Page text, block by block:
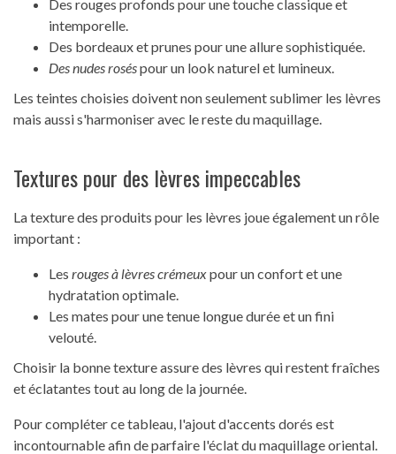
Des rouges profonds pour une touche classique et
intemporelle.
Des bordeaux et prunes pour une allure sophistiquée.
Des nudes roséspour un look naturel et lumineux.
Les teintes choisies doivent non seulement sublimer les lèvres
mais aussi s'harmoniser avec le reste du maquillage.
Textures pour des lèvres impeccables
La texture des produits pour les lèvres joue également un rôle
important :
Les rouges à lèvres crémeuxpour un confort et une
hydratation optimale.
Les mates pour une tenue longue durée et un fini
velouté.
Choisir la bonne texture assure des lèvres qui restent fraîches
et éclatantes tout au long de la journée.
Pour compléter ce tableau, l'ajout d'accents dorés est
incontournable afin de parfaire l'éclat du maquillage oriental.